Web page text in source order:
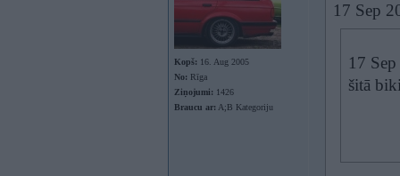
Kopš: 16. Aug 2005
No: Rīga
Ziņojumi: 1426
Braucu ar: A;B Kategoriju
17 Sep
17
šitā